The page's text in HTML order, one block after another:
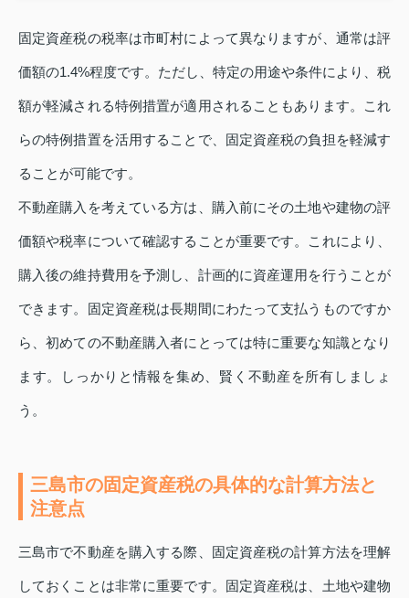
固定資産税の税率は市町村によって異なりますが、通常は評
価額の1.4%程度です。ただし、特定の用途や条件により、税
額が軽減される特例措置が適用されることもあります。これ
らの特例措置を活用することで、固定資産税の負担を軽減す
ることが可能です。
不動産購入を考えている方は、購入前にその土地や建物の評
価額や税率について確認することが重要です。これにより、
購入後の維持費用を予測し、計画的に資産運用を行うことが
できます。固定資産税は長期間にわたって支払うものですか
ら、初めての不動産購入者にとっては特に重要な知識となり
ます。しっかりと情報を集め、賢く不動産を所有しましょ
う。
三島市の固定資産税の具体的な計算方法と
注意点
三島市で不動産を購入する際、固定資産税の計算方法を理解
しておくことは非常に重要です。固定資産税は、土地や建物